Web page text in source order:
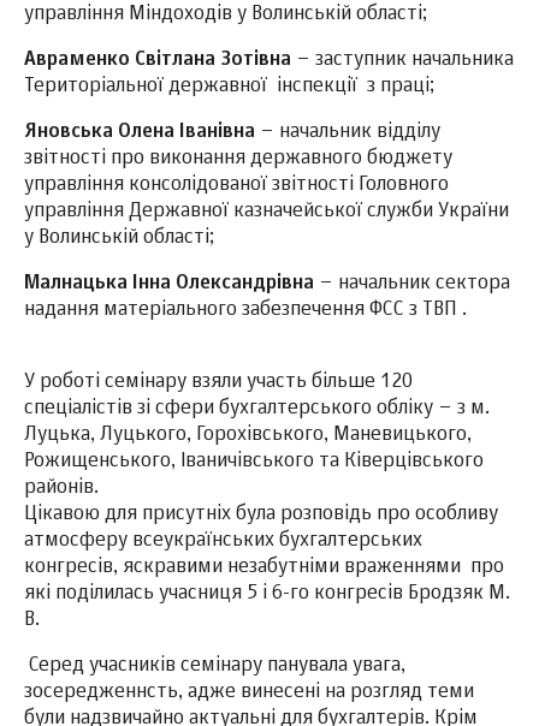
управління Міндоходів у Волинській області;
Авраменко Світлана Зотівна – заступник начальника
Територіальної державної інспекції з праці;
Яновська Олена Іванівна – начальник відділу
звітності про виконання державного бюджету
управління консолідованої звітності Головного
управління Державної казначейської служби України
у Волинській області;
Малнацька Інна Олександрівна – начальник сектора
надання матеріального забезпечення ФСС з ТВП .
У роботі семінару взяли участь більше 120
спеціалістів зі сфери бухгалтерського обліку – з м.
Луцька, Луцького, Горохівського, Маневицького,
Рожищенського, Іваничівського та Ківерцівського
районів.
Цікавою для присутніх була розповідь про особливу
атмосферу всеукраїнських бухгалтерських
конгресів, яскравими незабутніми враженнями про
які поділилась учасниця 5 і 6-го конгресів Бродзяк М.
В.
Серед учасників семінару панувала увага,
зосередженнсть, адже винесені на розгляд теми
були надзвичайно актуальні для бухгалтерів. Крім